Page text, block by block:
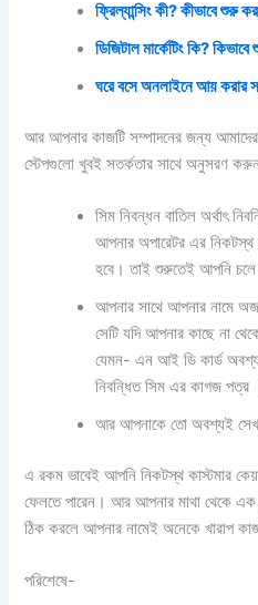
ফ্রিল্যান্সিং কী? কীভাবে শুরু
ডিজিটাল মার্কেটিং কি?
ঘরে বসে অনলাইনে আয় করার
আর আপনার কাজটি সম্পাদনের জন্য
স্টেপগুলো খুবই সতর্কতার সাথে অনুসরণ
সিম নিবন্ধন বাতিল অর্থাৎ
আপনার অপারেটর এর নিকটস্থ
হবে। তাই শুরুতেই আপনি চলে
আপনার সাথে আপনার নামে
সেটি যদি আপনার কাছে না
যেমন- এন আই ডি কার্ড
নিবন্ধিত সিম এর কাগজ পত্র
আর আপনাকে তো অবশ্যই
এ রকম ভাবেই আপনি নিকটস্থ কাস্টমার
ফেলতে পারেন। আর আপনার মাথা থেকে এক
ঠিক করলে আপনার নামেই অনেকে খারাপ
পরিশেষে-